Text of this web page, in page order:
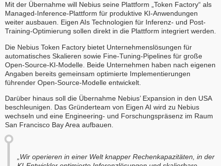
Mit der Übernahme will Nebius seine Plattform „Token Factory“ als
Managed-Inference-Plattform für produktive KI-Anwendungen
weiter ausbauen. Eigen AIs Technologien für Inferenz- und Post-
Training-Optimierung sollen direkt in die Plattform integriert werden.
Die Nebius Token Factory bietet Unternehmenslösungen für
automatisches Skalieren sowie Fine-Tuning-Pipelines für große
Open-Source-KI-Modelle. Beide Unternehmen haben nach eigenen
Angaben bereits gemeinsam optimierte Implementierungen
führender Open-Source-Modelle entwickelt.
Darüber hinaus soll die Übernahme Nebius’ Expansion in den USA
beschleunigen. Das Gründerteam von Eigen AI wird zu Nebius
wechseln und eine Engineering- und Forschungspräsenz im Raum
San Francisco Bay Area aufbauen.
„Wir operieren in einer Welt knapper Rechenkapazitäten, in der